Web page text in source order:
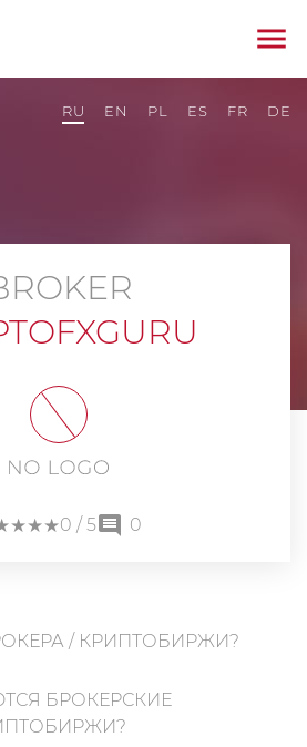
RU EN PL ES FR DE
★
★★
★★
★★
0 / 5 0
/ КРИПТОБИРЖИ?
БРОКЕРСКИЕ